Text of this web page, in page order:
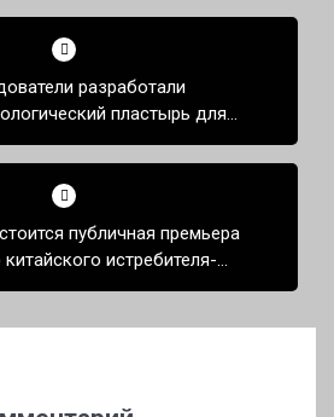
разработали
пластырь для
тактильных ощущений
публичная премьера
истребителя-
J-35A